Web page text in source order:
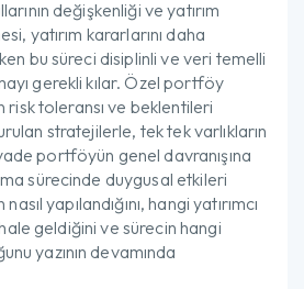
değişkenliği ve yatırım
yatırım kararlarını daha
bu süreci disiplinli ve veri temelli
gerekli kılar. Özel portföy
risk toleransı ve beklentileri
stratejilerle, tek tek varlıkların
portföyün genel davranışına
sürecinde duygusal etkileri
yapılandığını, hangi yatırımcı
geldiğini ve sürecin hangi
yazının devamında